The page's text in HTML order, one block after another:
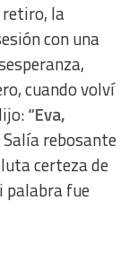
retiro, la
con una
cuando volví
“Eva,
Salía rebosante
certeza de
palabra fue